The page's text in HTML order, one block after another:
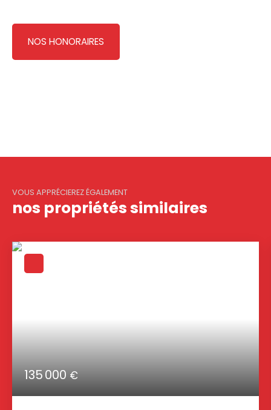
NOS HONORAIRES
VOUS APPRÉCIEREZ ÉGALEMENT
nos propriétés similaires
135 000€